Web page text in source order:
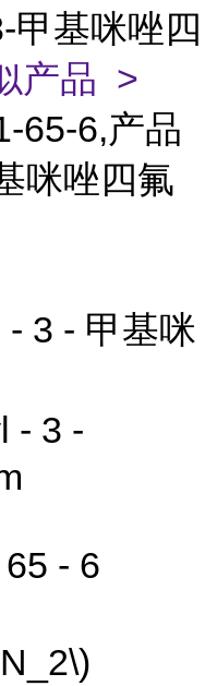
甲基咪唑四
产品 >
65-6,产品
咪唑四氟
3 - 甲基咪
- 3 -
- 6